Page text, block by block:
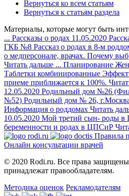
Вернуться ко всем статьям
Вернуться к статьям раздела
Материалы, которые могут быть
... Рассказы о родах 11.05.2020
ГКБ №8 Рассказ о родах в 8-м
о медперсонале, врачах. Почему
Читать дальше ... Планирование
Таблетки комбинированные
приеме приближается к 100%.
12.05.2020 Родильный дом №26
№52) Родильный дом № 26,
Информация о роддомах Читать
10.05.2020 Мой третий сын- роды
беременности и родах в ЦПСиР
Правила
Онлайн консультации врачей
© 2020 Rodi.ru. Все права
принадлежат правообладателям.
Методика оценок Рекламодателям